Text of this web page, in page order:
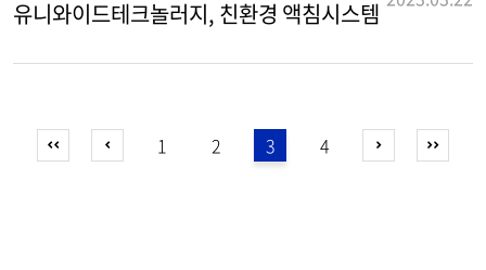
유니와이드테크놀러지, 친환경 액침시스템
1 2 3 4